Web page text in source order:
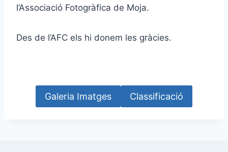
l’Associació Fotogràfica de Moja.
Des de l’AFC els hi donem les gràcies.
Galeria Imatges Classificació